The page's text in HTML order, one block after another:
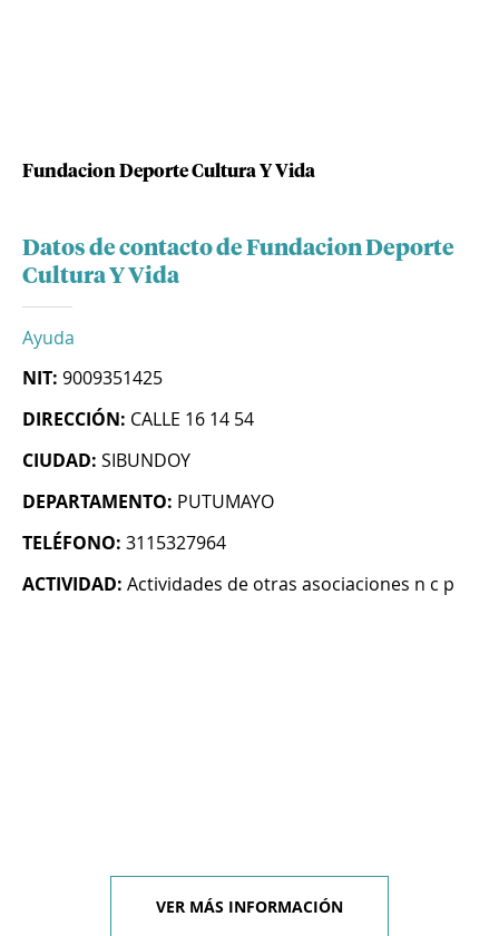
Fundacion Deporte Cultura Y Vida
Datos de contacto de Fundacion Deporte
Cultura Y Vida
Ayuda
NIT: 9009351425
DIRECCIÓN: CALLE 16 14 54
CIUDAD: SIBUNDOY
DEPARTAMENTO: PUTUMAYO
TELÉFONO: 3115327964
ACTIVIDAD: Actividades de otras asociaciones n c p
VER MÁS INFORMACIÓN